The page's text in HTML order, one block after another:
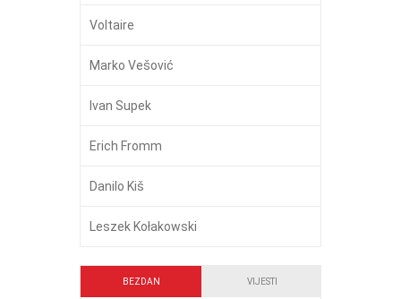
Voltaire
Marko Vešović
Ivan Supek
Erich Fromm
Danilo Kiš
Leszek Kołakowski
BEZDAN VIJESTI